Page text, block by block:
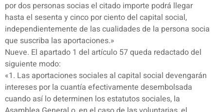
por dos personas socias el citado importe podrá llegar
hasta el sesenta y cinco por ciento del capital social,
independientemente de las cualidades de la persona socia
que suscriba las aportaciones.»
Nueve. El apartado 1 del artículo 57 queda redactado del
siguiente modo:
«1. Las aportaciones sociales al capital social devengarán
intereses por la cuantía efectivamente desembolsada
cuando así lo determinen los estatutos sociales, la